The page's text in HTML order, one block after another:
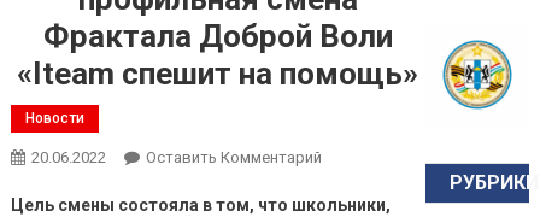
Фрактала Доброй Воли
«Iteam спешит на помощь»
Новости
20.06.2022 Оставить Комментарий
Цель смены состояла в том, что школьники,
РУБРИКИ